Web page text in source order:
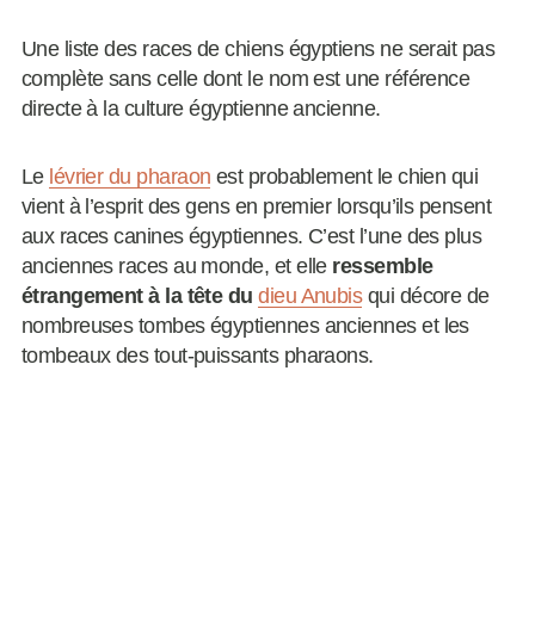
Une liste des races de chiens égyptiens ne serait pas
complète sans celle dont le nom est une référence
directe à la culture égyptienne ancienne.
Le lévrier du pharaon est probablement le chien qui
vient à l’esprit des gens en premier lorsqu’ils pensent
aux races canines égyptiennes. C’est l’une des plus
anciennes races au monde, et elle ressemble
étrangement à la tête du dieu Anubisqui décore de
nombreuses tombes égyptiennes anciennes et les
tombeaux des tout-puissants pharaons.